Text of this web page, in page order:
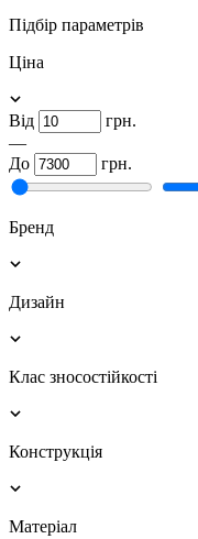
Підбір параметрів
Ціна
Від
грн.
—
До
грн.
Бренд
Дизайн
Клас зносостійкості
Конструкція
Матеріал